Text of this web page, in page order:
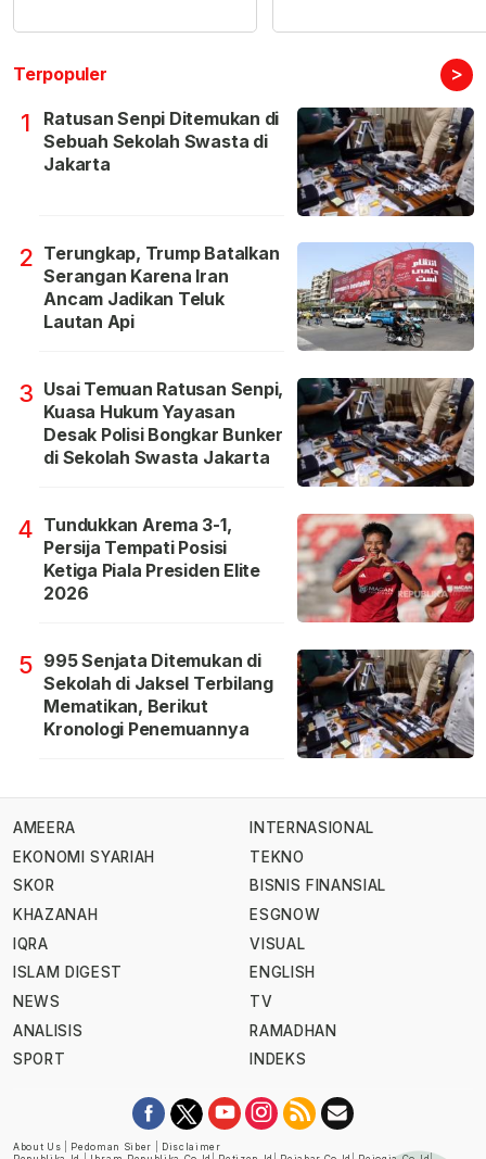
Terpopuler >
1
Ratusan Senpi Ditemukan di
Sebuah Sekolah Swasta di
Jakarta
2 Terungkap, Trump Batalkan
Serangan Karena Iran
Ancam Jadikan Teluk
Lautan Api
3 Usai Temuan Ratusan Senpi,
Kuasa Hukum Yayasan
Desak Polisi Bongkar Bunker
di Sekolah Swasta Jakarta
4 Tundukkan Arema 3-1,
Persija Tempati Posisi
Ketiga Piala Presiden Elite
2026
5 995 Senjata Ditemukan di
Sekolah di Jaksel Terbilang
Mematikan, Berikut
Kronologi Penemuannya
AMEERA
EKONOMI SYARIAH
SKOR
KHAZANAH
IQRA
ISLAM DIGEST
NEWS
ANALISIS
SPORT
INTERNASIONAL
TEKNO
BISNIS FINANSIAL
ESGNOW
VISUAL
ENGLISH
TV
RAMADHAN
INDEKS
About Us Pedoman Siber
Disclaimer